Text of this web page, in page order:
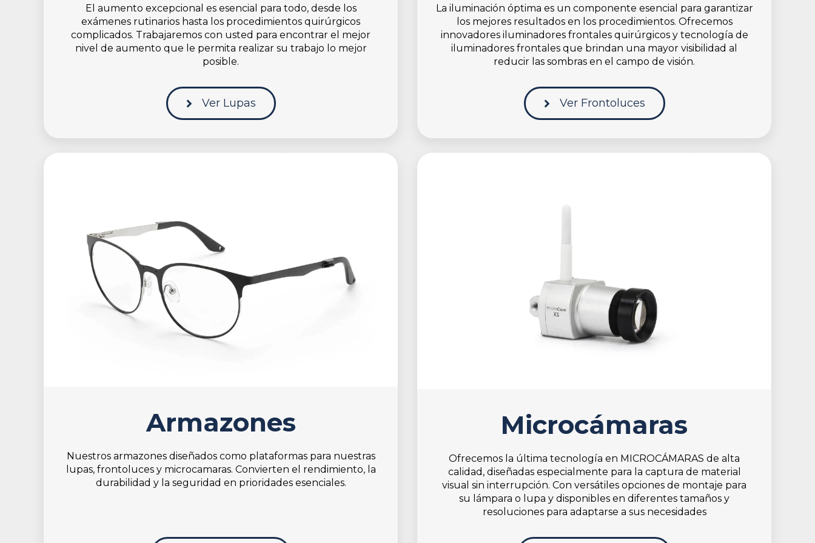
El aumento excepcional es esencial para todo, desde los
exámenes rutinarios hasta los procedimientos quirúrgicos
complicados. Trabajaremos con usted para encontrar el mejor
nivel de aumento que le permita realizar su trabajo lo mejor
posible.
Ver Lupas
La iluminación óptima es un componente esencial para garantizar
los mejores resultados en los procedimientos. Ofrecemos
innovadores iluminadores frontales quirúrgicos y tecnología de
iluminadores frontales que brindan una mayor visibilidad al
reducir las sombras en el campo de visión.
Ver Frontoluces
Armazones
Nuestros armazones diseñados como plataformas para nuestras
lupas, frontoluces y microcamaras. Convierten el rendimiento, la
durabilidad y la seguridad en prioridades esenciales.
Microcámaras
Ofrecemos la última tecnología en MICROCÁMARAS de alta
calidad, diseñadas especialmente para la captura de material
visual sin interrupción. Con versátiles opciones de montaje para
su lámpara o lupa y disponibles en diferentes tamaños y
resoluciones para adaptarse a sus necesidades